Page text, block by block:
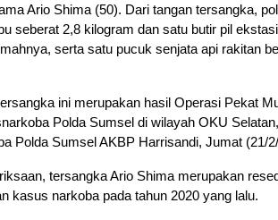
Ario Shima (50). Dari tangan tersangka,
seberat 2,8 kilogram dan satu butir pil
serta satu pucuk senjata api rakitan
ini merupakan hasil Operasi Pekat
Polda Sumsel di wilayah OKU
Polda Sumsel AKBP Harrisandi, Jumat (21/
tersangka Ario Shima merupakan
kasus narkoba pada tahun 2020 yang lalu.